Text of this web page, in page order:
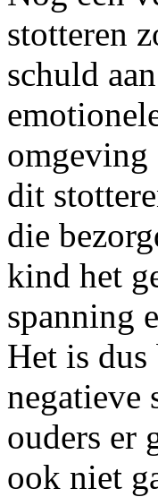
stotteren
schuld
dit
die
kind het
spanning
Het is
negatieve
ouders er
ook niet